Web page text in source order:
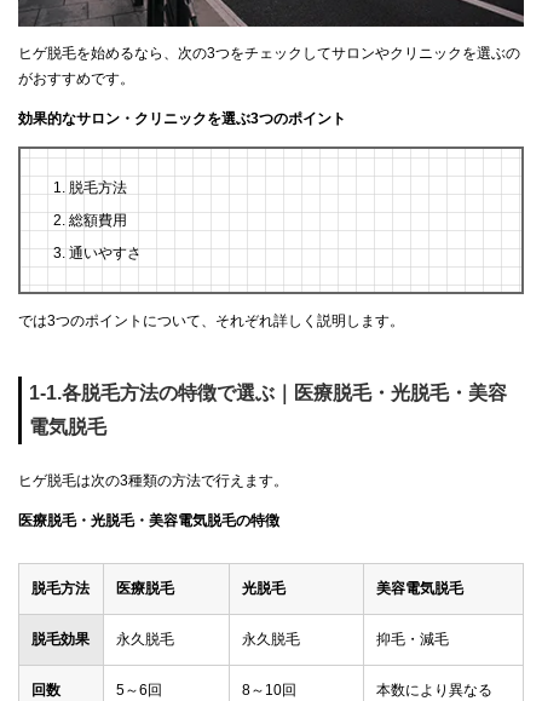
ヒゲ脱毛を始めるなら、次の3つをチェックしてサロンやクリニックを選ぶの
がおすすめです。
効果的なサロン・クリニックを選ぶ3つのポイント
脱毛方法
総額費用
通いやすさ
では3つのポイントについて、それぞれ詳しく説明します。
1-1.各脱毛方法の特徴で選ぶ｜医療脱毛・光脱毛・美容
電気脱毛
ヒゲ脱毛は次の3種類の方法で行えます。
医療脱毛・光脱毛・美容電気脱毛の特徴
脱毛方法 医療脱毛 光脱毛 美容電気脱毛
脱毛効果 永久脱毛 永久脱毛 抑毛・減毛
回数 5～6回 8～10回 本数により異なる